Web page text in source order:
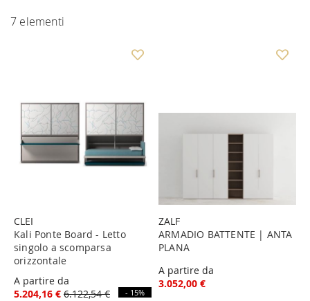
7 elementi
CLEI
Kali Ponte Board - Letto
singolo a scomparsa
orizzontale
A partire da
5.204,16 € 6.122,54 € - 15%
ZALF
ARMADIO BATTENTE | ANTA
PLANA
A partire da
3.052,00 €